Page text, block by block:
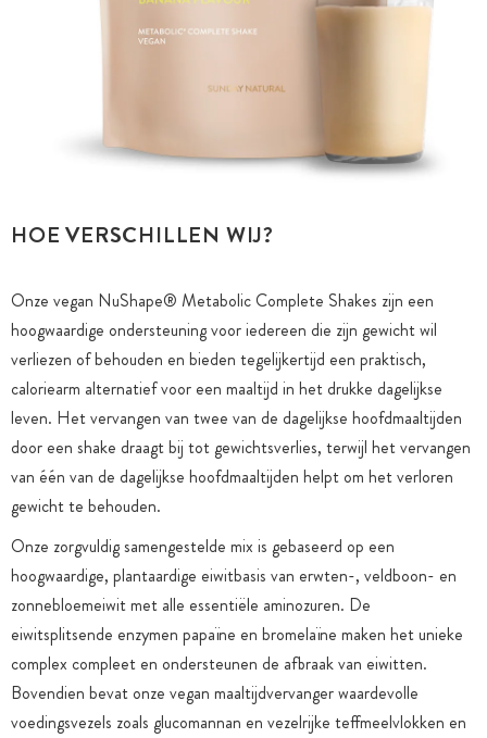
HOE VERSCHILLEN WIJ?
Onze vegan NuShape® Metabolic Complete Shakes zijn een
hoogwaardige ondersteuning voor iedereen die zijn gewicht wil
verliezen of behouden en bieden tegelijkertijd een praktisch,
caloriearm alternatief voor een maaltijd in het drukke dagelijkse
leven. Het vervangen van twee van de dagelijkse hoofdmaaltijden
door een shake draagt bij tot gewichtsverlies, terwijl het vervangen
van één van de dagelijkse hoofdmaaltijden helpt om het verloren
gewicht te behouden.
Onze zorgvuldig samengestelde mix is gebaseerd op een
hoogwaardige, plantaardige eiwitbasis van erwten-, veldboon- en
zonnebloemeiwit met alle essentiële aminozuren. De
eiwitsplitsende enzymen papaïne en bromelaïne maken het unieke
complex compleet en ondersteunen de afbraak van eiwitten.
Bovendien bevat onze vegan maaltijdvervanger waardevolle
voedingsvezels zoals glucomannan en vezelrijke teffmeelvlokken en